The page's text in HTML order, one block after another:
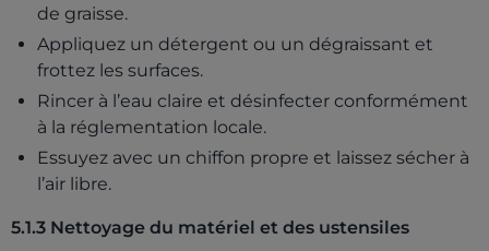
de graisse.
Appliquez un détergent ou un dégraissant et
frottez les surfaces.
Rincer à l’eau claire et désinfecter conformément
à la réglementation locale.
Essuyez avec un chiffon propre et laissez sécher à
l’air libre.
5.1.3 Nettoyage du matériel et des ustensiles